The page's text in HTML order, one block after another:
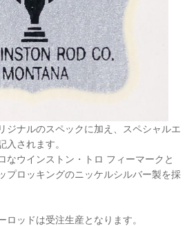
ジナルのスペックに加え、スペシャルエ
入されます。
なウインストン・トロ フィーマークと
プロッキングのニッケルシルバー製を採
ロッドは受注生産となります。